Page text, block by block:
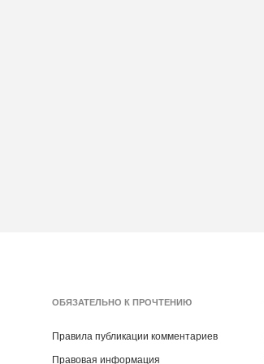
ОБЯЗАТЕЛЬНО К ПРОЧТЕНИЮ
Правила публикации комментариев
Правовая информация